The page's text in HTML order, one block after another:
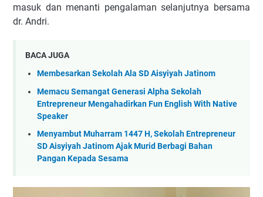
masuk dan menanti pengalaman selanjutnya bersama
dr. Andri.
BACA JUGA
Membesarkan Sekolah Ala SD Aisyiyah Jatinom
Memacu Semangat Generasi Alpha Sekolah
Entrepreneur Mengahadirkan Fun English With Native
Speaker
Menyambut Muharram 1447 H, Sekolah Entrepreneur
SD Aisyiyah Jatinom Ajak Murid Berbagi Bahan
Pangan Kepada Sesama